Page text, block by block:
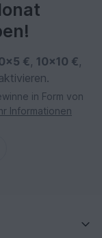
€, 10×10 €,
in Form von
Informationen